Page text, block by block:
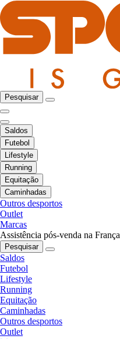
Pesquisar
Saldos
Futebol
Lifestyle
Running
Equitação
Caminhadas
Outros desportos
Outlet
Marcas
Assistência pós-venda na França
Pesquisar
Saldos
Futebol
Lifestyle
Running
Equitação
Caminhadas
Outros desportos
Outlet